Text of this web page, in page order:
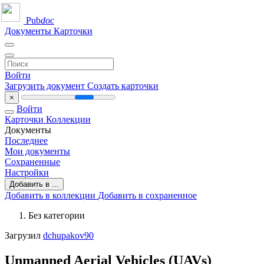
Pubdoc
Документы Карточки
Войти
Загрузить документ Создать карточки
×
Войти
Карточки Коллекции
Документы
Последнее
Мои документы
Сохраненные
Настройки
Добавить в ...
Добавить в коллекции Добавить в сохраненное
Без категории
Загрузил dchupakov90
Unmanned Aerial Vehicles (UAVs)